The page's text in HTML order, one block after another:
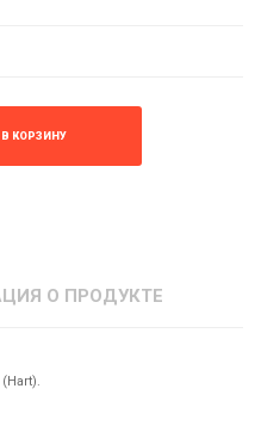
В КОРЗИНУ
О ПРОДУКТЕ
(Hart).